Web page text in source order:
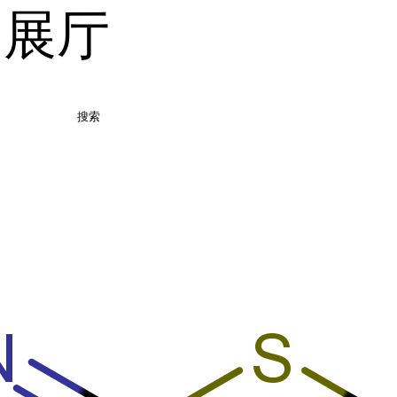
厅
搜索